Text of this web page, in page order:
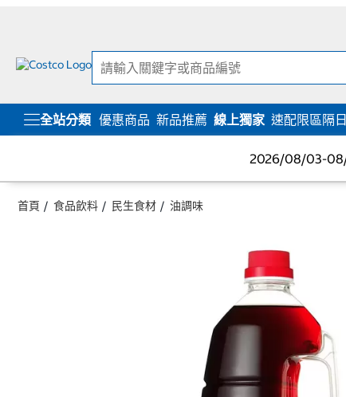
全站分類 優惠商品 新品推薦 線上獨家 速配限區隔
2026/08/03-
首頁 食品飲料 民生食材 油調味